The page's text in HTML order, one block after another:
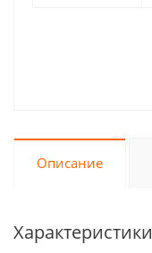
Описание
Характеристики